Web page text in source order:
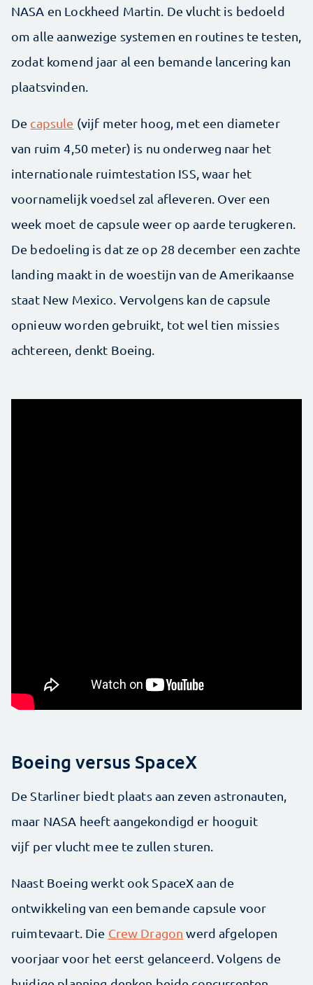
NASA en Lockheed Martin. De vlucht is bedoeld
om alle aanwezige systemen en routines te testen,
zodat komend jaar al een bemande lancering kan
plaatsvinden.
De capsule (vijf meter hoog, met een diameter
van ruim 4,50 meter) is nu onderweg naar het
internationale ruimtestation ISS, waar het
voornamelijk voedsel zal afleveren. Over een
week moet de capsule weer op aarde terugkeren.
De bedoeling is dat ze op 28 december een zachte
landing maakt in de woestijn van de Amerikaanse
staat New Mexico. Vervolgens kan de capsule
opnieuw worden gebruikt, tot wel tien missies
achtereen, denkt Boeing.
Boeing versus SpaceX
De Starliner biedt plaats aan zeven astronauten,
maar NASA heeft aangekondigd er hooguit
vijf per vlucht mee te zullen sturen.
Naast Boeing werkt ook SpaceX aan de
ontwikkeling van een bemande capsule voor
ruimtevaart. Die Crew Dragon werd afgelopen
voorjaar voor het eerst gelanceerd. Volgens de